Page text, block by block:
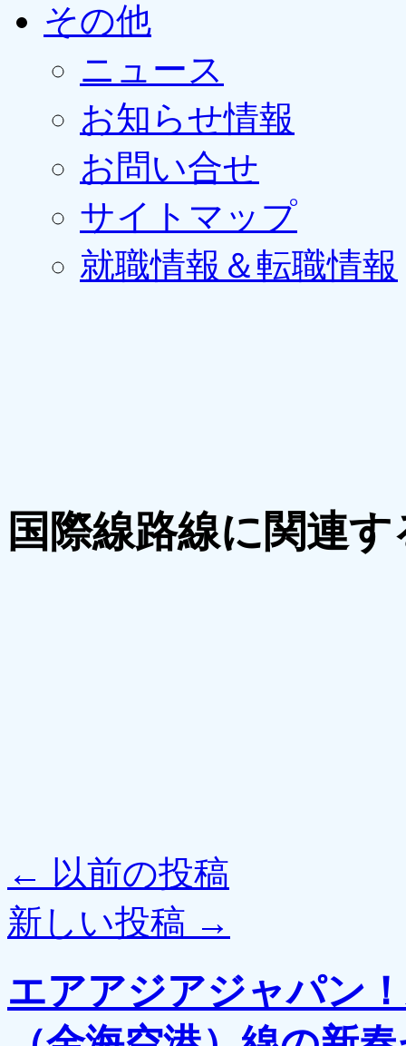
その他
ニュース
お知らせ情報
お問い合せ
サイトマップ
就職情報＆転職情報
国際線路線に関連
← 以前の投稿
新しい投稿 →
エアアジアジャパン